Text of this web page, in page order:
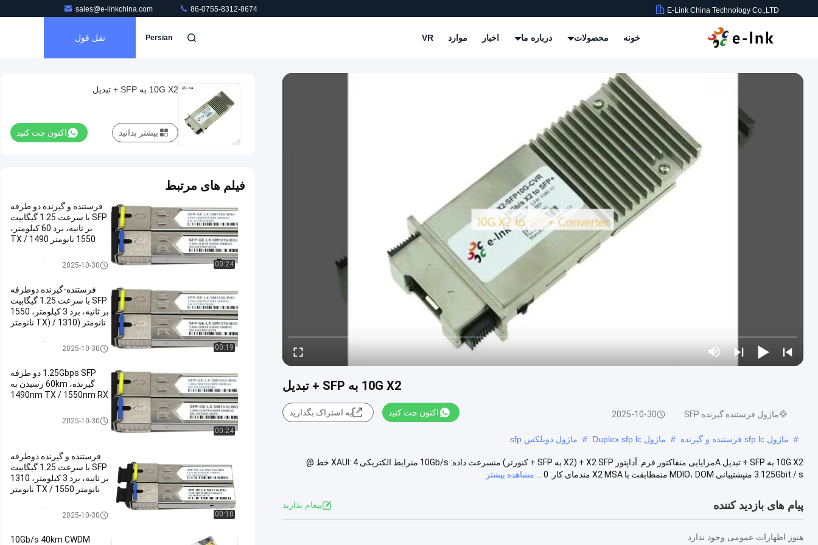
E-Link China Technology Co.,LTD
sales@e-linkchina.com 86-0755-8312-8674
خونه محصولات درباره ما اخبار موارد VR
Persian نقل قول
10G X2 به SFP + تبدیل
ماژول فرستنده گیرنده SFP 2025-10-30 اکنون چت کنید به اشتراک بگذارید
# ماژول sfp lc فرستنده و گیرنده # ماژول Duplex sfp lc # ماژول دوبلکس sfp
10G X2 به SFP + تبدیل Aمزایایی منفاکتور فرم: آداپتور X2 SFP + (X2 به SFP + کنورتر) منسرعت داده: 10Gb/s منرابط الکتریکی XAUI: 4 خط @
3.125Gbit / s منپشتیبانی MDIO، DOM منمطابقت با X2 MSA مندمای کار: 0 ...
مشاهده بیشتر
پیام های بازدید کننده پيغام بذاريد
هنوز اظهارات عمومی وجود ندارد
10G X2 به SFP + تبدیل
اکنون چت کنید بیشتر بدانید
فیلم های مرتبط
00:24
فرستنده و گيرنده دو طرفه
SFP با سرعت 1.25 گیگابیت
بر ثانیه، برد 60 کیلومتر،
1550 نانومتر TX / 1490
ماژول فرستنده گیرنده SFP
2025-10-30
00:19
فرستنده-گیرنده دوطرفه
SFP با سرعت 1.25 گیگابیت
بر ثانیه، برد 3 کیلومتر، 1550
نانومتر (TX) / 1310 نانومتر
ماژول فرستنده گیرنده SFP
2025-10-30
00:24
1.25Gbps SFP دو طرفه
گیرنده، 60km رسیدن به
1490nm TX / 1550nm RX
ماژول فرستنده گیرنده SFP
2025-10-30
00:10
فرستنده و گیرنده دوطرفه
SFP با سرعت 1.25 گیگابیت
بر ثانیه، برد 3 کیلومتر، 1310
نانومتر TX / 1550 نانومتر
ماژول فرستنده گیرنده SFP
2025-10-30
10Gb/s 40km CWDM